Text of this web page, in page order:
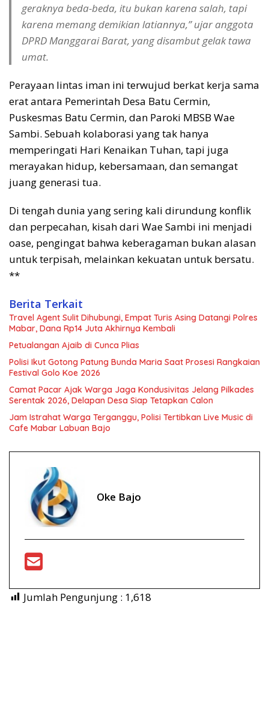
geraknya beda-beda, itu bukan karena salah, tapi
karena memang demikian latiannya,” ujar anggota
DPRD Manggarai Barat, yang disambut gelak tawa
umat.
Perayaan lintas iman ini terwujud berkat kerja sama
erat antara Pemerintah Desa Batu Cermin,
Puskesmas Batu Cermin, dan Paroki MBSB Wae
Sambi. Sebuah kolaborasi yang tak hanya
memperingati Hari Kenaikan Tuhan, tapi juga
merayakan hidup, kebersamaan, dan semangat
juang generasi tua.
Di tengah dunia yang sering kali dirundung konflik
dan perpecahan, kisah dari Wae Sambi ini menjadi
oase, pengingat bahwa keberagaman bukan alasan
untuk terpisah, melainkan kekuatan untuk bersatu.
**
Berita Terkait
Travel Agent Sulit Dihubungi, Empat Turis Asing Datangi Polres
Mabar, Dana Rp14 Juta Akhirnya Kembali
Petualangan Ajaib di Cunca Plias
Polisi Ikut Gotong Patung Bunda Maria Saat Prosesi Rangkaian
Festival Golo Koe 2026
Camat Pacar Ajak Warga Jaga Kondusivitas Jelang Pilkades
Serentak 2026, Delapan Desa Siap Tetapkan Calon
Jam Istrahat Warga Terganggu, Polisi Tertibkan Live Music di
Cafe Mabar Labuan Bajo
Oke Bajo
Jumlah Pengunjung : 1,618